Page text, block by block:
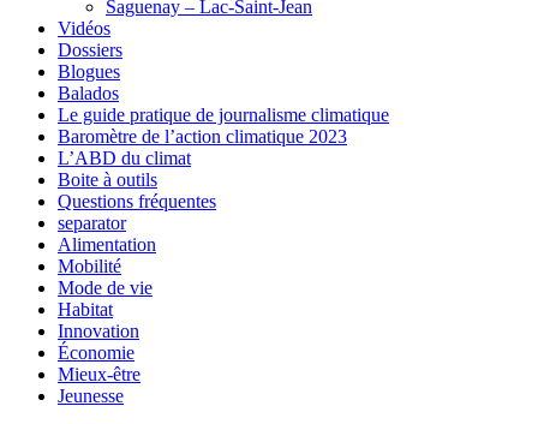
Saguenay – Lac-Saint-Jean
Vidéos
Dossiers
Blogues
Balados
Le guide pratique de journalisme climatique
Baromètre de l’action climatique 2023
L’ABD du climat
Boite à outils
Questions fréquentes
separator
Alimentation
Mobilité
Mode de vie
Habitat
Innovation
Économie
Mieux-être
Jeunesse